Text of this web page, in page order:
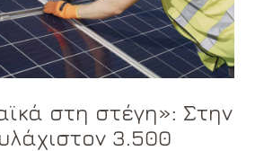
στη στέγη»: Στην
3.500